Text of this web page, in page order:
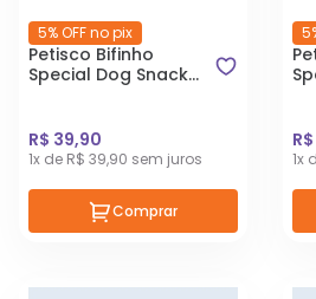
5% OFF no pix
Petisco Bifinho
Special Dog Snack
R$ 39,90
1x de R$ 39,90 sem juros
Comprar
1x